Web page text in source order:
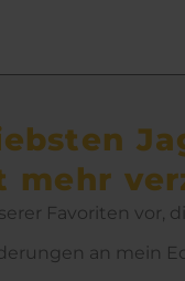
mehr
Favoriten vor,
an mein